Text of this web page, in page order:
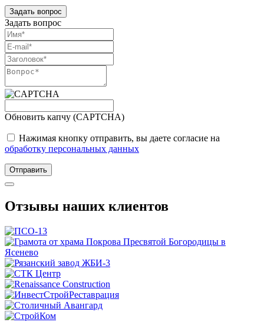
Задать вопрос
Задать вопрос
Обновить капчу (CAPTCHA)
Нажимая кнопку отправить, вы даете согласие на
обработку персональных данных
Отправить
Отзывы наших клиентов